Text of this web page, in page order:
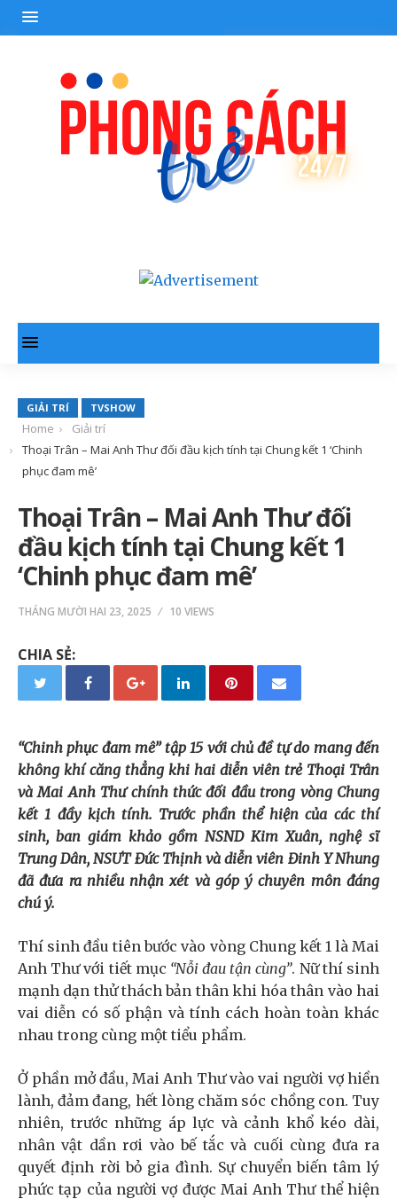
GIẢI TRÍ TVSHOW
Home
Giải trí
Thoại Trân – Mai Anh Thư đối đầu kịch tính tại Chung kết 1 ‘Chinh
phục đam mê’
Thoại Trân – Mai Anh Thư đối
đầu kịch tính tại Chung kết 1
‘Chinh phục đam mê’
THÁNG MƯỜI HAI 23, 2025 10 VIEWS
CHIA SẺ:
“Chinh phục đam mê” tập 15 với chủ đề tự do mang đến
không khí căng thẳng khi hai diễn viên trẻ Thoại Trân
và Mai Anh Thư chính thức đối đầu trong vòng Chung
kết 1 đầy kịch tính. Trước phần thể hiện của các thí
sinh, ban giám khảo gồm NSND Kim Xuân, nghệ sĩ
Trung Dân, NSƯT Đức Thịnh và diễn viên Đinh Y Nhung
đã đưa ra nhiều nhận xét và góp ý chuyên môn đáng
chú ý.
Thí sinh đầu tiên bước vào vòng Chung kết 1 là Mai
Anh Thư với tiết mục “Nỗi đau tận cùng”. Nữ thí sinh
mạnh dạn thử thách bản thân khi hóa thân vào hai
vai diễn có số phận và tính cách hoàn toàn khác
nhau trong cùng một tiểu phẩm.
Ở phần mở đầu, Mai Anh Thư vào vai người vợ hiền
lành, đảm đang, hết lòng chăm sóc chồng con. Tuy
nhiên, trước những áp lực và cảnh khổ kéo dài,
nhân vật dần rơi vào bế tắc và cuối cùng đưa ra
quyết định rời bỏ gia đình. Sự chuyển biến tâm lý
phức tạp của người vợ được Mai Anh Thư thể hiện